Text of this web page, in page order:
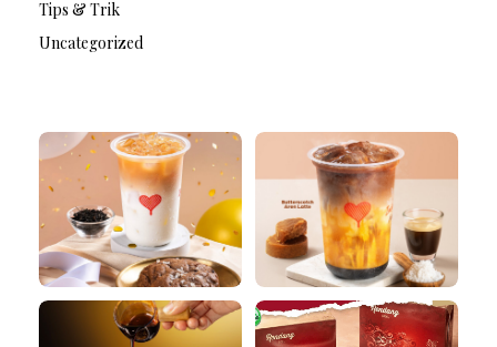
Tips & Trik
Uncategorized